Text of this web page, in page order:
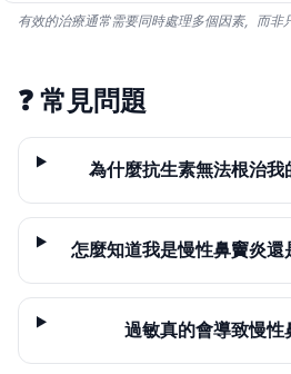
有效的治療通常需要同時處理多個因素，而非
❓ 常見問題
為什麼抗生素無法根治我
怎麼知道我是慢性鼻竇炎還
過敏真的會導致慢性